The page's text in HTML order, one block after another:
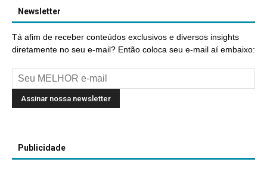
Newsletter
Tá afim de receber conteúdos exclusivos e diversos insights
diretamente no seu e-mail? Então coloca seu e-mail aí embaixo:
Publicidade